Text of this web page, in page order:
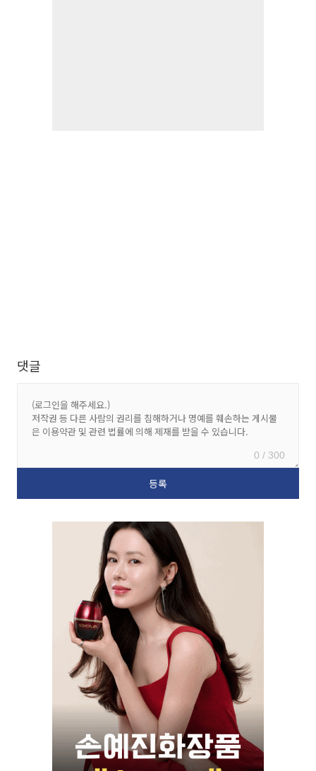
댓글
0 / 300